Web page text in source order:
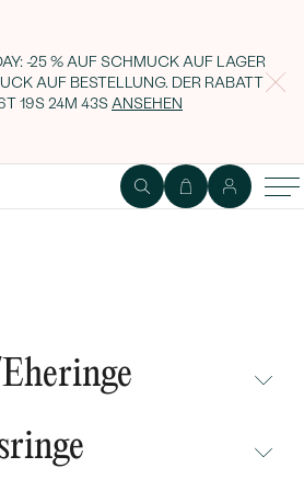
-25 % AUF SCHMUCK AUF LAGER
AUF BESTELLUNG. DER RABATT
19S 24M 42S ANSEHEN